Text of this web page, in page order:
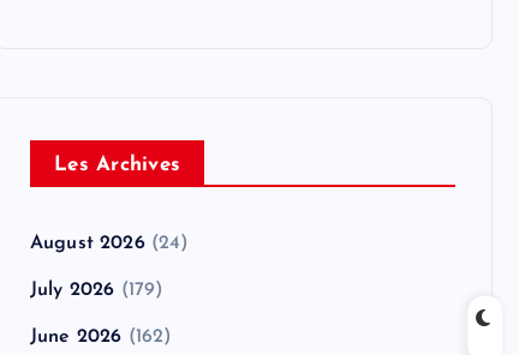
Les Archives
August 2026(24)
July 2026 (179)
June 2026 (162)